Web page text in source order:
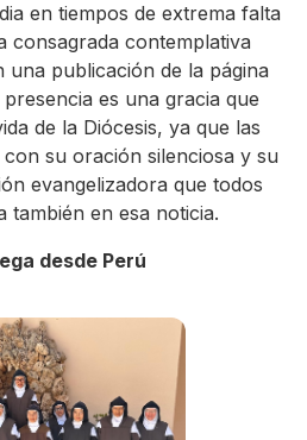
en tiempos de extrema falta
consagrada contemplativa
una publicación de la página
es una gracia que
de la Diócesis, ya que las
su oración silenciosa y su
evangelizadora que todos
también en esa noticia.
desde Perú